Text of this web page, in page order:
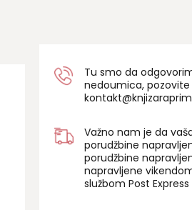
Tu smo da
nedoumica, pozovite
Važno nam je da
porudžbine
porudžbine
napravljene
službom Post